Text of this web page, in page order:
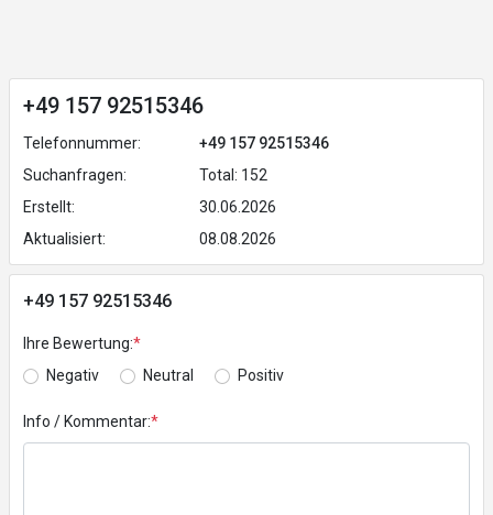
+49 157 92515346
Telefonnummer:
+49 157 92515346
Suchanfragen:
Total: 152
Erstellt:
30.06.2026
Aktualisiert:
08.08.2026
+49 157 92515346
Ihre Bewertung:*
Negativ
Neutral Positiv
Info / Kommentar:*